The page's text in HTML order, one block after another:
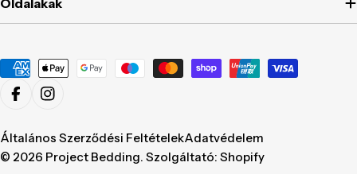
Fizetési
mód
FacebookInstagram
© 2026 Project Bedding. Szolgáltató: Shopify
Általános Szerződési FeltételekAdatvédelem